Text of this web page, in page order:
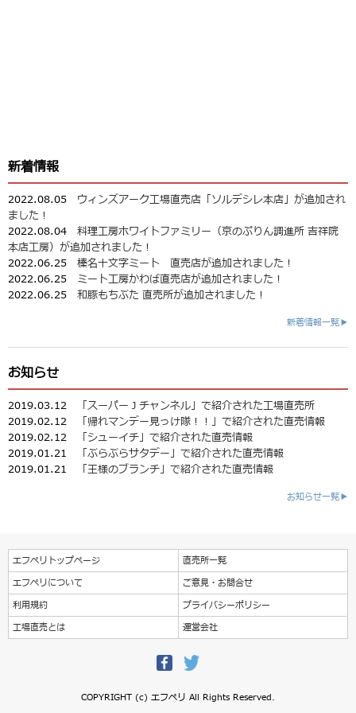
新着情報
2022.08.05 ウィンズアーク工場直売店「ソルデシレ本店」が追加され
ました！
2022.08.04 料理工房ホワイトファミリー（京のぷりん調進所 吉祥院
本店工房）が追加されました！
2022.06.25 榛名十文字ミート 直売店が追加されました！
2022.06.25 ミート工房かわば直売店が追加されました！
2022.06.25 和豚もちぶた 直売所が追加されました！
新着情報一覧▶
お知らせ
2019.03.12
「スーパーＪチャンネル」で紹介された工場直売所
2019.02.12
「帰れマンデー見っけ隊！！」で紹介された直売情報
2019.02.12
「シューイチ」で紹介された直売情報
2019.01.21
「ぶらぶらサタデー」で紹介された直売情報
2019.01.21
「王様のブランチ」で紹介された直売情報
お知らせ一覧▶
エフペリトップページ
直売所一覧
エフペリについて
ご意見・お問合せ
利用規約
プライバシーポリシー
工場直売とは
運営会社
COPYRIGHT (c) エフペリ All Rights Reserved.